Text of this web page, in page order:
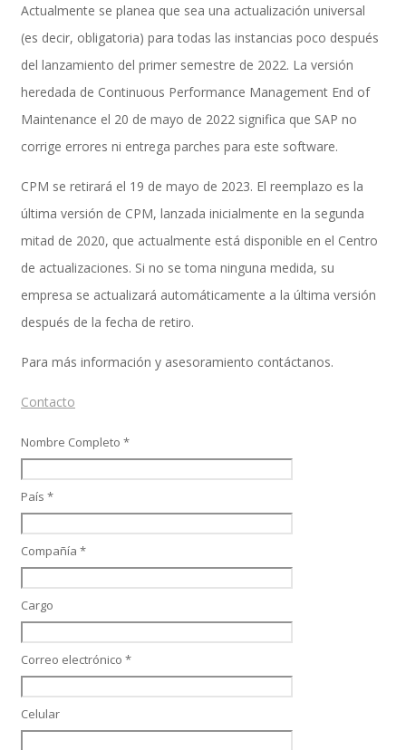
Inteligencia de Negocios
Desarrollo de Software Personalizado
Control de Calidad y Pruebas de Software
Servicios de Consultoría en Entrenamiento y
CFDI Automation Nómina
Partner Managed Cloud Chile
Actualmente se planea que sea una actualización universal
(es decir, obligatoria) para todas las instancias poco después
del lanzamiento del primer semestre de 2022. La versión
heredada de Continuous Performance Management End of
Maintenance el 20 de mayo de 2022 significa que SAP no
corrige errores ni entrega parches para este software.
CPM se retirará el 19 de mayo de 2023. El reemplazo es la
última versión de CPM, lanzada inicialmente en la segunda
mitad de 2020, que actualmente está disponible en el Centro
de actualizaciones. Si no se toma ninguna medida, su
empresa se actualizará automáticamente a la última versión
después de la fecha de retiro.
Para más información y asesoramiento contáctanos.
Contacto
Nombre Completo *
País *
Compañía *
Cargo
Correo electrónico *
Celular